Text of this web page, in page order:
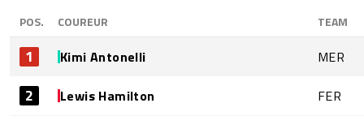
POS. COUREUR TEAM
1 Kimi Antonelli MER
2 Lewis Hamilton FER